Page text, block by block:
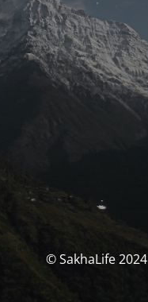
© SakhaLife 2024